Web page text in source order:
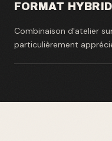
FORMAT
Combinaison d'atelier
particulièrement